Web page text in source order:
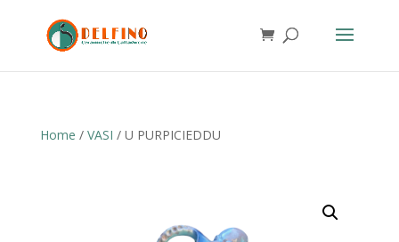
Home / VASI / U PURPICIEDDU